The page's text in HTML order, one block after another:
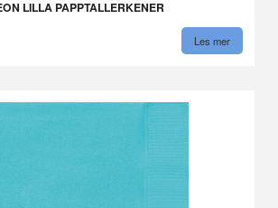
LILLA PAPPTALLERKENER
Les mer